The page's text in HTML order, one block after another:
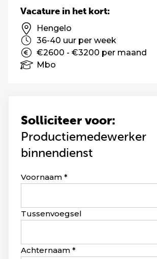
Solliciteer voor:
Productiemedewerker
binnendienst
Leave
blank
Voornaam
Tussenvoegsel
Achternaam
Vacature in het kort:
Hengelo
36-40 uur per week
€2600 - €3200 per maand
Mbo